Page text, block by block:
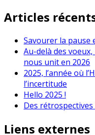
Articles
Savourer la pause
Au-delà des
nous unit en 2026
2025, l’année où
l’incertitude
Hello 2025 !
Des rétrospectives
Liens externes